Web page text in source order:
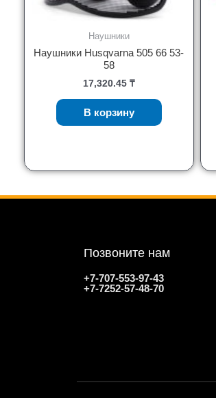
Наушники
Наушники Husqvarna 505 66 53-
58
17,320.45₸
В корзину
Позвоните нам
+7-707-553-97-43
+7-7252-57-48-70